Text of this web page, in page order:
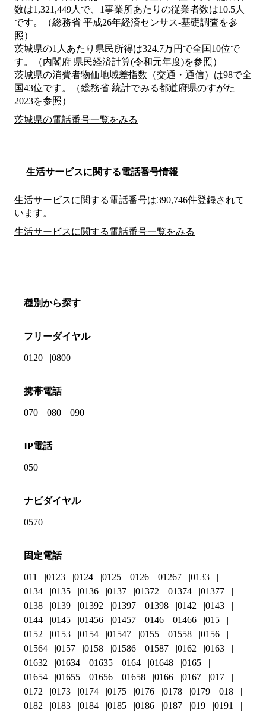
数は1,321,449人で、1事業所あたりの従業者数は10.5人
です。（総務省 平成26年経済センサス‐基礎調査を参
照）
茨城県の1人あたり県民所得は324.7万円で全国10位で
す。（内閣府 県民経済計算(令和元年度)を参照）
茨城県の消費者物価地域差指数（交通・通信）は98で全
国43位です。（総務省 統計でみる都道府県のすがた
2023を参照）
茨城県の電話番号一覧をみる
生活サービスに関する電話番号情報
生活サービスに関する電話番号は390,746件登録されて
います。
生活サービスに関する電話番号一覧をみる
種別から探す
フリーダイヤル
0120 0800
携帯電話
070 080 090
IP電話
050
ナビダイヤル
0570
固定電話
011 0123 0124 0125 0126 01267
0133
0134
0135 0136 0137 01372 01374
01377
0138
0139 01392 01397 01398 0142
0143
0144
0145 01456 01457 0146 01466
015
0152
0153 0154 01547 0155 01558
0156
01564
0157 0158 01586 01587 0162
0163
01632
01634 01635 0164 01648
0165
01654
01655 01656 01658 0166 0167
017
0172
0173 0174 0175 0176 0178 0179
018
0182
0183 0184 0185 0186 0187 019 0191